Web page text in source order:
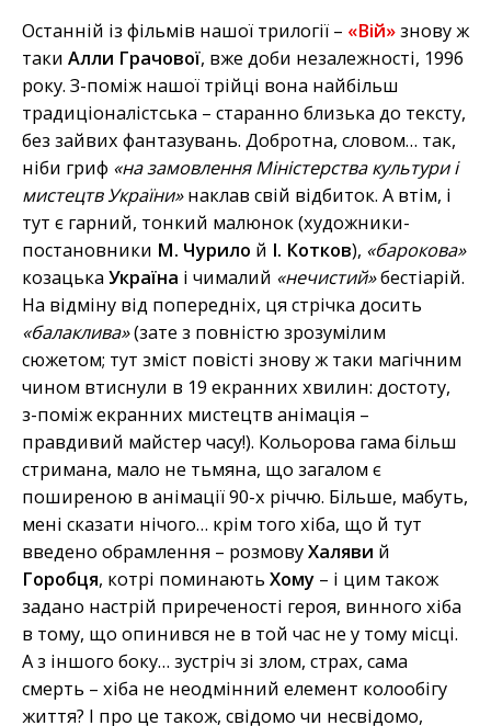
Останній із фільмів нашої трилогії – «Вій»знову ж
таки Алли Грачової, вже доби незалежності, 1996
року. З-поміж нашої трійці вона найбільш
традиціоналістська – старанно близька до тексту,
без зайвих фантазувань. Добротна, словом… так,
ніби гриф «на замовлення Міністерства культури і
мистецтв України»наклав свій відбиток. А втім, і
тут є гарний, тонкий малюнок (художники-
постановники М. Чурило й І. Котков), «барокова»
козацькаУкраїна і чималий «нечистий»бестіарій.
На відміну від попередніх, ця стрічка досить
«балаклива»(зате з повністю зрозумілим
сюжетом; тут зміст повісті знову ж таки магічним
чином втиснули в 19 екранних хвилин: достоту,
з-поміж екранних мистецтв анімація –
правдивий майстер часу!). Кольорова гама більш
стримана, мало не тьмяна, що загалом є
поширеною в анімації 90-х річчю. Більше, мабуть,
мені сказати нічого… крім того хіба, що й тут
введено обрамлення – розмовуХаляви й
Горобця, котрі поминають Хому – і цим також
задано настрій приреченості героя, винного хіба
в тому, що опинився не в той час не у тому місці.
А з іншого боку… зустріч зі злом, страх, сама
смерть – хіба не неодмінний елемент колообігу
життя? І про це також, свідомо чи несвідомо,